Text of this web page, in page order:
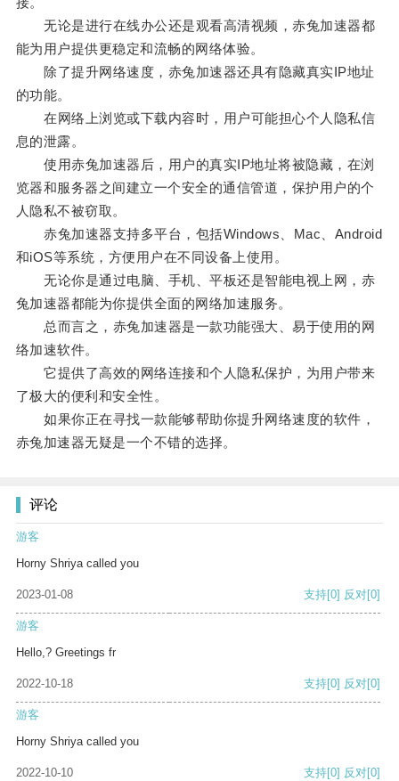
无论是进行在线办公还是观看高清视频，赤兔加速器都
能为用户提供更稳定和流畅的网络体验。
除了提升网络速度，赤兔加速器还具有隐藏真实IP地址
的功能。
在网络上浏览或下载内容时，用户可能担心个人隐私信
息的泄露。
使用赤兔加速器后，用户的真实IP地址将被隐藏，在浏
览器和服务器之间建立一个安全的通信管道，保护用户的个
人隐私不被窃取。
赤兔加速器支持多平台，包括Windows、Mac、Android
和iOS等系统，方便用户在不同设备上使用。
无论你是通过电脑、手机、平板还是智能电视上网，赤
兔加速器都能为你提供全面的网络加速服务。
总而言之，赤兔加速器是一款功能强大、易于使用的网
络加速软件。
它提供了高效的网络连接和个人隐私保护，为用户带来
了极大的便利和安全性。
如果你正在寻找一款能够帮助你提升网络速度的软件，
赤兔加速器无疑是一个不错的选择。
评论
游客
Horny Shriya called you
2023-01-08 支持[0] 反对[0]
游客
Hello,? Greetings fr
2022-10-18 支持[0] 反对[0]
游客
Horny Shriya called you
2022-10-10 支持[0] 反对[0]